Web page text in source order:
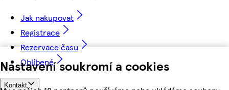
Nastavení soukromí a cookies
Jak nakupovat
Registrace
Rezervace času
Oblíbené
Kontakt